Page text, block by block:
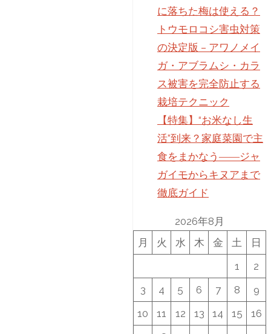
に落ちた梅は使える？
トウモロコシ害虫対策
の決定版 – アワノメイ
ガ・アブラムシ・カラ
ス被害を完全防止する
栽培テクニック
【特集】“お米なし生
活”到来？家庭菜園で主
食をまかなう――ジャ
ガイモからキヌアまで
徹底ガイド
2026年8月
月
火 水 木 金 土
日
1
2
3
4 5 6 7 8
9
10
11 12 13 14 15
16